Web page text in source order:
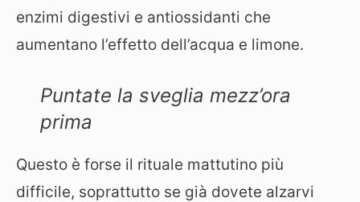
enzimi digestivi e antiossidanti che
aumentano l’effetto dell’acqua e limone.
Puntate la sveglia mezz’ora
prima
Questo è forse il rituale mattutino più
difficile, soprattutto se già dovete alzarvi